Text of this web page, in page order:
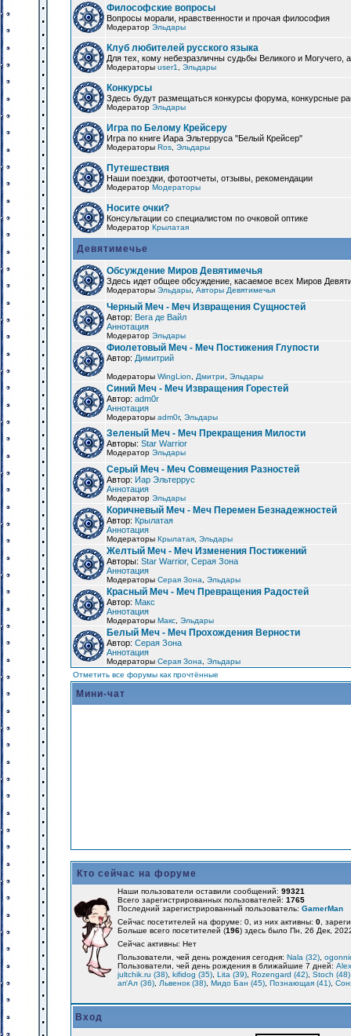
Философские вопросы
Вопросы морали, нравственности и прочая философия
Модератор Эльдары
Клуб любителей русского языка
Для тех, кому небезразличны судьбы Великого и Могучего,
Модераторы user1 Эльдары
Конкурсы
Здесь будут размещаться конкурсы форума, конкурсные
Модератор Эльдары
Игра по Белому Крейсеру
Игра по книге Иара Эльтерруса "Белый Крейсер"
Модераторы Ros Эльдары
Путешествия
Наши поездки, фотоотчеты, отзывы, рекомендации
Модератор Модераторы
Носите очки?
Консультации со специалистом по очковой оптике
Модератор Крылатая
Девятимечье
Обсуждение Миров Девятимечья
Здесь идет общее обсуждение, касаемое всех Миров
Модераторы Эльдары Авторы Девятимечья
Черный Меч - Меч Извращения Сущностей
Автор: Вега де Вайл
Аннотация
Модератор Эльдары
Фиолетовый Меч - Меч Постижения Глупости
Автор: Димитрий
Модераторы WingLion Дмитри Эльдары
Синий Меч - Меч Извращения Горестей
Автор: adm0r
Аннотация
Модераторы adm0r, Эльдары
Зеленый Меч - Меч Прекращения Милости
Авторы: Star Warrior
Модератор Эльдары
Серый Меч - Меч Совмещения Разностей
Автор: Иар Эльтеррус
Аннотация
Модератор Эльдары
Коричневый Меч - Меч Перемен Безнадежностей
Автор: Крылатая
Аннотация
Модераторы Крылатая Эльдары
Желтый Меч - Меч Изменения Постижений
Авторы: Star Warrior, Серая Зона
Аннотация
Модераторы Серая Зона Эльдары
Красный Меч - Меч Превращения Радостей
Автор: Макс
Аннотация
Модераторы Макс Эльдары
Белый Меч - Меч Прохождения Верности
Автор: Серая Зона
Аннотация
Модераторы Серая Зона
Эльдары
Отметить все форумы как прочтённые
Мини-чат
Кто сейчас на форуме
Наши пользователи оставили сообщений: 99321
Всего зарегистрированных пользователей: 1765
Последний зарегистрированный пользователь: GamerMan
Сейчас посетителей на форуме: 0, из них активны: 0 ,
Больше всего посетителей (196) здесь было Пн, 26 Дек,
Сейчас активны: Нет
Пользователи, чей день рождения сегодня: Nala (32)
Пользователи, чей день рождения в ближайшие 7 дней:
jultchik.ru (38) kifidog (35) Lita (39) Rozengard (42) Stoch (48)
ап'Ал (36)
Львенок (38) Мидо Бан (45) Познающая (41)
Вход